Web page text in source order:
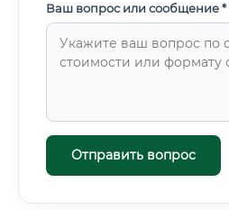
Ваш вопрос или сообщение *
Отправить вопрос